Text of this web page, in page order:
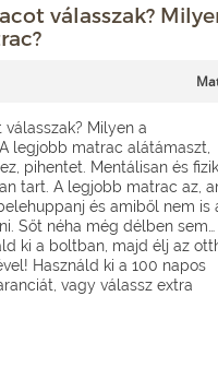
válasszak?
Milyen a
legjobb matrac alátámaszt,
pihentet. Mentálisan és
tart. A legjobb matrac az,
és amiből nem is
Sőt néha még délben sem…
ki a boltban, majd élj az
Használd ki a 100 napos
vagy válassz extra